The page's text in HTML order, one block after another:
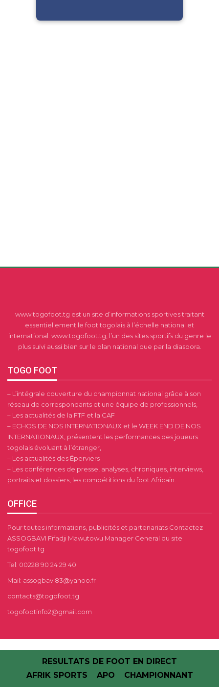
www.togofoot.tg est un site d’informations sportives traitant
essentiellement le foot togolais à l’échelle national et
international. www.togofoot.tg, l’un des sites sportifs du genre le
plus suivi aussi bien sur le plan national que par la diaspora.
TOGO FOOT
– L’intégrale couverture du championnat national grâce à son
réseau de correspondants et une équipe de professionnels,
– Les actualités de la FTF et la CAF
– ECHOS DE NOS INTERNATIONAUX et le WEEK END DE NOS
INTERNATIONAUX, présentent les performances des joueurs
togolais évoluant à l’étranger,
– Les actualités des Éperviers
– Les conférences de presse, analyses, chroniques, interviews,
portraits et dossiers, les compétitions du foot Africain.
OFFICE
Pour toutes informations, publicités et partenariats Contactez
ASSOGBAVI Fifadji Mawutowu Manager General du site
togofoot.tg
Tel: 00228 90 24 29 40
Mail: assogbavi83@yahoo.fr
contacts@togofoot.tg
togofootinfo2@gmail.com
RESULTATS DE FOOT EN DIRECT
AFRIK SPORTS
APO CHAMPIONNANT